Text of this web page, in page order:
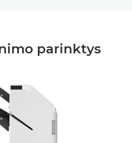
parinktys